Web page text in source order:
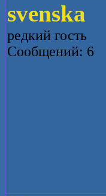
svenska
редкий гость
Сообщений: 6